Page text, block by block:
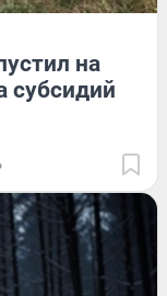
на
субсидий